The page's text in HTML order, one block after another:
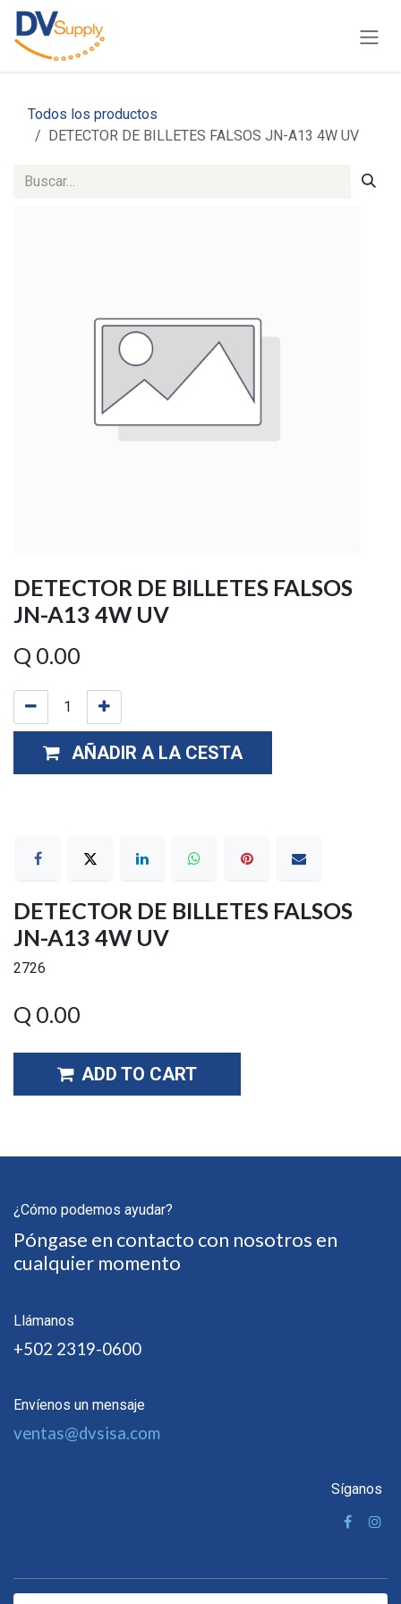
Ir al contenido
Todos los productos
DETECTOR DE BILLETES FALSOS JN-A13 4W UV
DETECTOR DE BILLETES FALSOS
JN-A13 4W UV
Q 0.00
AÑADIR A LA CESTA
DETECTOR DE BILLETES FALSOS
JN-A13 4W UV
2726
Q 0.00
ADD TO CART
¿Cómo podemos ayudar?
Póngase en contacto con nosotros en
cualquier momento
Llámanos
+502 2319-0600
Envíenos un mensaje
ventas@dvsisa.com
Síganos